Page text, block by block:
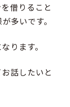
借りること
多いです。
ります。
話したいと